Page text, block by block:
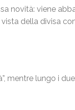
novità: viene
della divisa
mentre lungo i